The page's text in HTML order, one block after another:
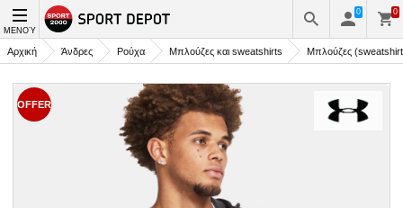
ΜΕΝΟΎ
0 0
Αρχική Άνδρες Ρούχα Μπλούζες και sweatshirts Μπλούζες
OFFER